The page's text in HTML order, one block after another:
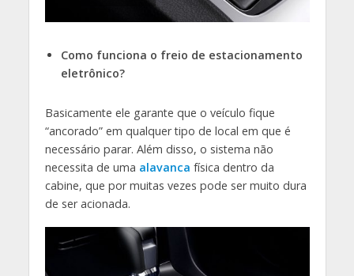
Como funciona o freio de estacionamento
eletrônico?
Basicamente ele garante que o veículo fique
“ancorado” em qualquer tipo de local em que é
necessário parar. Além disso, o sistema não
necessita de uma alavanca física dentro da
cabine, que por muitas vezes pode ser muito dura
de ser acionada.